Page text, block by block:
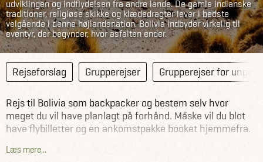
udviklingen og indflydelsen fra andre lande. De gamle indianske
traditioner, religiøse skikke og klædedragter lever i bedste
velgående i denne højlandsnation. Bolivia indbyder virkelig til
eventyr, der begynder, hvor asfalten ender.
Rejseforslag Grupperejser Grupperejser for unge
Rejs til Bolivia som backpacker og bestem selv hvor
meget du vil have planlagt på forhånd. Måske vil du blot
have flybilletter og en ankomstpakke booket hjemmefra.
Bolivia? Backpacking er den rejseform, hvor du kommer
Læs mere...